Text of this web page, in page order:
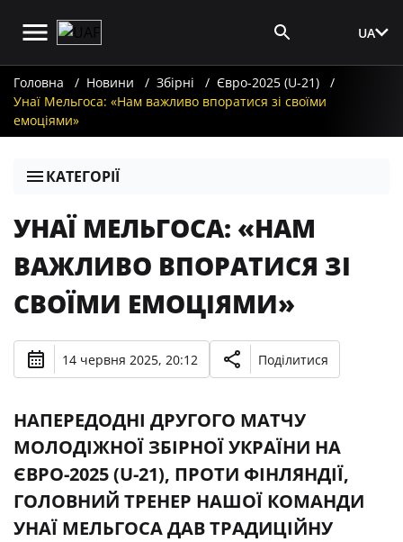
UA
Головна Новини Збірні
Євро-2025 (U-21)
Унаї Мельгоса: «Нам важливо впоратися зі своїми
емоціями»
КАТЕГОРІЇ
УНАЇ МЕЛЬГОСА: «НАМ
ВАЖЛИВО ВПОРАТИСЯ ЗІ
СВОЇМИ ЕМОЦІЯМИ»
14 червня 2025, 20:12 Поділитися
НАПЕРЕДОДНІ ДРУГОГО МАТЧУ
МОЛОДІЖНОЇ ЗБІРНОЇ УКРАЇНИ НА
ЄВРО-2025 (U-21), ПРОТИ ФІНЛЯНДІЇ,
ГОЛОВНИЙ ТРЕНЕР НАШОЇ КОМАНДИ
УНАЇ МЕЛЬГОСА ДАВ ТРАДИЦІЙНУ